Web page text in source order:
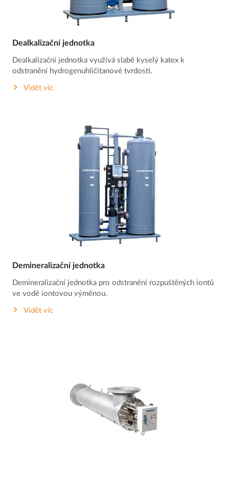
Dealkalizační jednotka
Dealkalizační jednotka využívá slabě kyselý katex k
odstranění hydrogenuhličitanové tvrdosti.
Vidět víc
Demineralizační jednotka
Demineralizační jednotka pro odstranění rozpuštěných iontů
ve vodě iontovou výměnou.
Vidět víc